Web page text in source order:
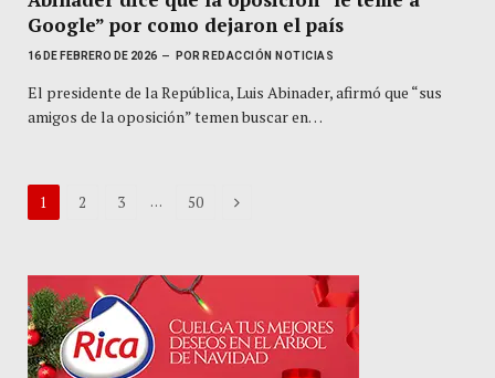
Google” por como dejaron el país
16 DE FEBRERO DE 2026 POR REDACCIÓN NOTICIAS
El presidente de la República, Luis Abinader, afirmó que “sus
amigos de la oposición” temen buscar en…
1 2 3 … 50 Next